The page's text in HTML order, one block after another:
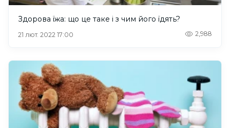
Здорова їжа: що це таке і з чим його їдять?
21 лют. 2022 17:00 2,988